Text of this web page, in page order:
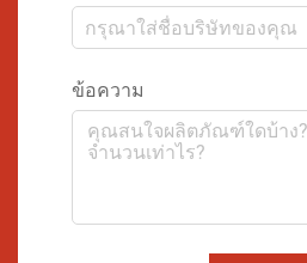
ข้อความ